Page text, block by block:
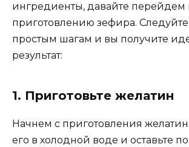
ингредиенты, давайте перейдем
приготовлению зефира.
простым шагам и вы получите
результат:
1. Приготовьте желатин
Начнем с приготовления
его в холодной воде и оставьте